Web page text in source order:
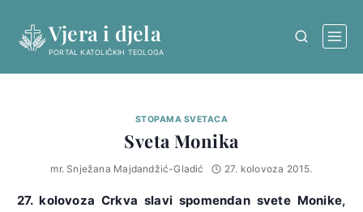
content
Vjera i djela
PORTAL KATOLIČKIH TEOLOGA
STOPAMA SVETACA
Sveta Monika
mr. Snježana Majdandžić-Gladić 27. kolovoza 2015.
27. kolovoza Crkva slavi spomendan svete Monike,